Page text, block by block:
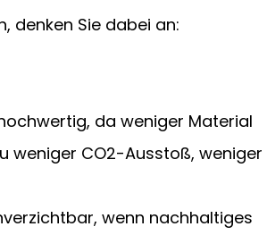
denken Sie dabei an:
da weniger Material
weniger CO2-Ausstoß, weniger
wenn nachhaltiges